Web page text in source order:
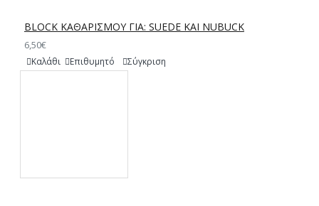
BLOCK ΚΑΘΑΡΙΣΜΟΥ ΓΙΑ: SUEDE ΚΑΙ NUBUCK
6,50€
Καλάθι Επιθυμητό Σύγκριση